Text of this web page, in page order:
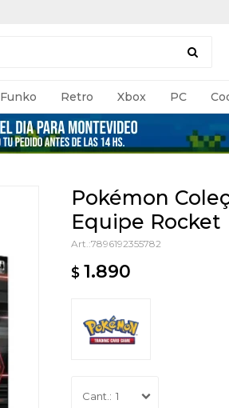
Funko Retro Xbox PC
Pokémon
Equipe Rocket
7896192355782
$ 1.890
1